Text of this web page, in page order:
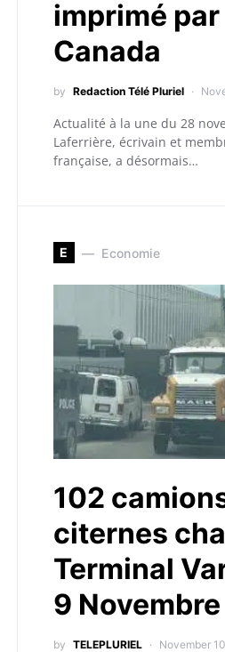
imprimé
Canada
by Redaction Télé Pluriel
Actualité à la une du 28
Laferrière, écrivain et
française, a désormais…
E Economie
102
citernes
Terminal
9 Novembre
by TELEPLURIEL November